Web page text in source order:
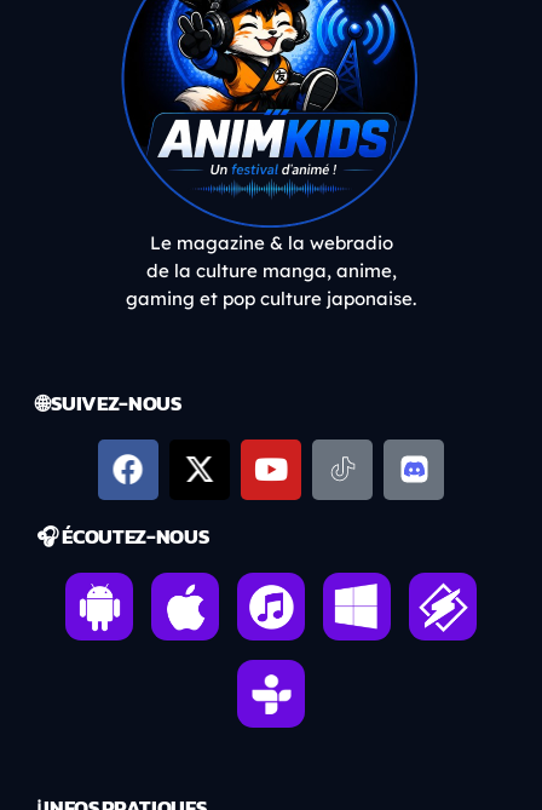
Le magazine & la webradio
de la culture manga, anime,
gaming et pop culture japonaise.
🌐 SUIVEZ-NOUS
🎧 ÉCOUTEZ-NOUS